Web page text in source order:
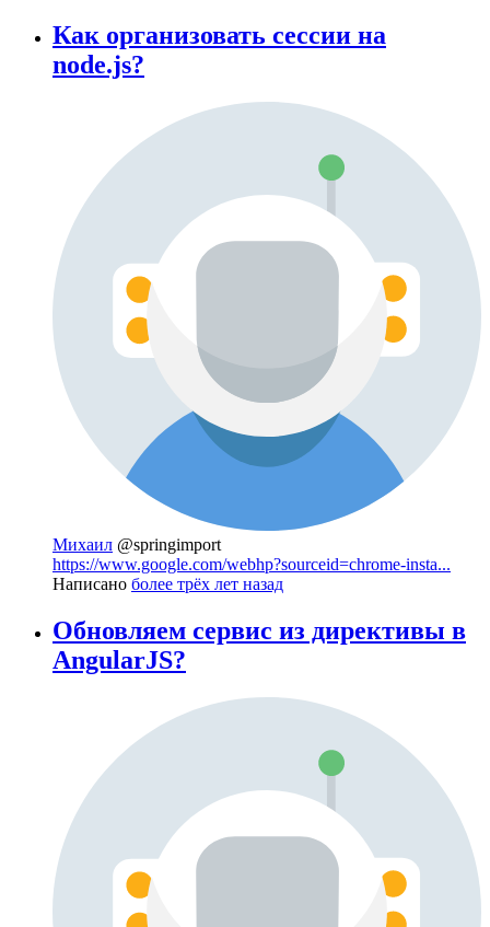
Как организовать сессии на
node.js?
Михаил @springimport
https://www.google.com/webhp?sourceid=chrome-insta...
Написано более трёх лет назад
Обновляем сервис из директивы в
AngularJS?